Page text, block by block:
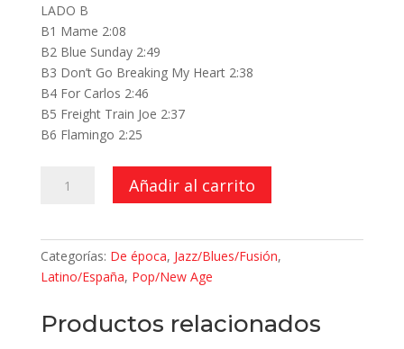
LADO B
B1 Mame 2:08
B2 Blue Sunday 2:49
B3 Don’t Go Breaking My Heart 2:38
B4 For Carlos 2:46
B5 Freight Train Joe 2:37
B6 Flamingo 2:25
cantidad
Añadir al carrito
Categorías: De época, Jazz/Blues/Fusión,
Latino/España, Pop/New Age
Productos relacionados